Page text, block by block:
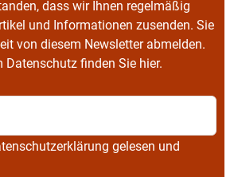
dass wir Ihnen regelmäßig
und Informationen zusenden. Sie
von diesem Newsletter abmelden.
Datenschutz finden Sie hier.
gelesen und